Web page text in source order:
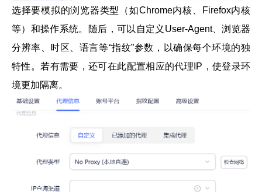
选择要模拟的浏览器类型（如Chrome内核、Firefox内核
等）和操作系统。随后，可以自定义User-Agent、浏览器
分辨率、时区、语言等“指纹”参数，以确保每个环境的独
特性。若有需要，还可在此配置相应的代理IP，使登录环
境更加隔离。